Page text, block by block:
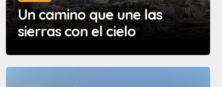
Un camino que une las
sierras con el cielo